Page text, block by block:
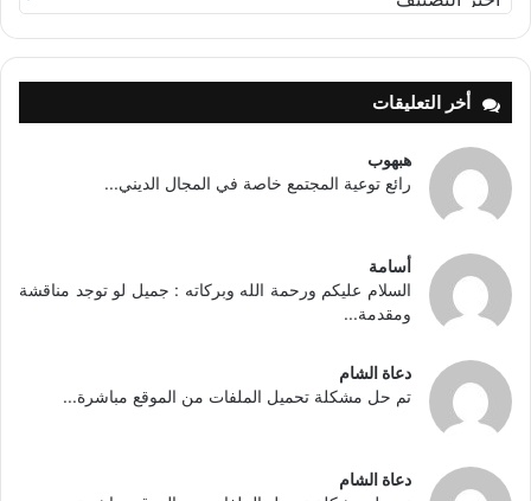
أخر التعليقات
هبهوب
رائع توعية المجتمع خاصة في المجال الديني...
أسامة
السلام عليكم ورحمة الله وبركاته : جميل لو توجد مناقشة
ومقدمة...
دعاة الشام
تم حل مشكلة تحميل الملفات من الموقع مباشرة...
دعاة الشام